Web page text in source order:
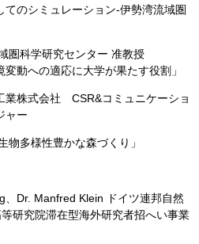
てのシミュレーション‐伊勢湾流域圏
科学研究センター 准教授
変動への適応に大学が果たす役割」
株式会社 CSR&コミュニケーショ
ャー
物多様性豊かな森づくり」
Dr. Manfred Klein ドイツ連邦自然
研究院滞在型海外研究者招へい事業